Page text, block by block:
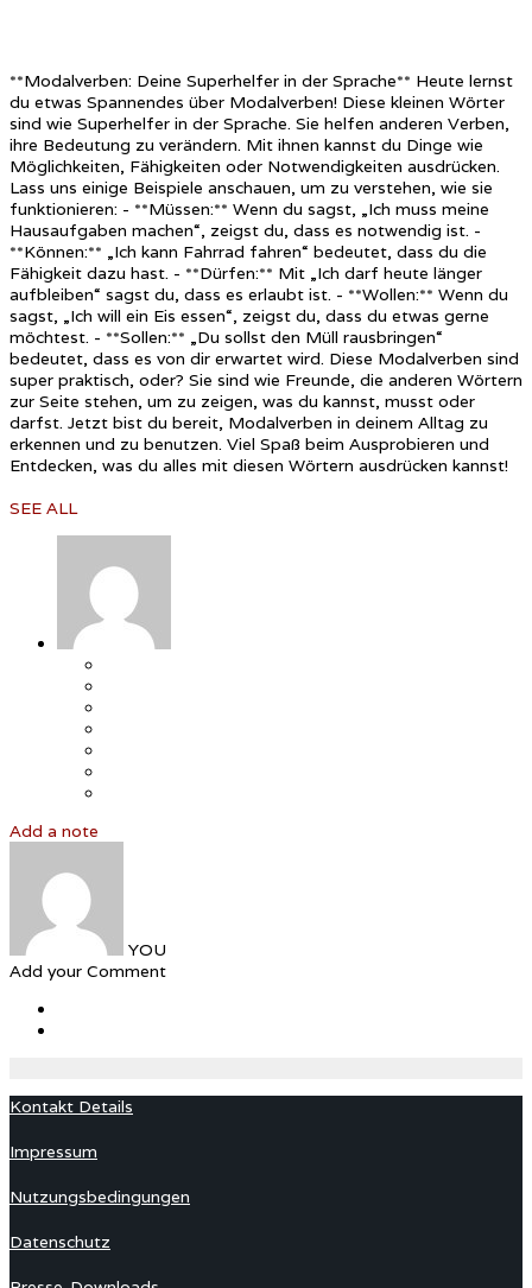
**Modalverben: Deine Superhelfer in der Sprache** Heute lernst
du etwas Spannendes über Modalverben! Diese kleinen Wörter
sind wie Superhelfer in der Sprache. Sie helfen anderen Verben,
ihre Bedeutung zu verändern. Mit ihnen kannst du Dinge wie
Möglichkeiten, Fähigkeiten oder Notwendigkeiten ausdrücken.
Lass uns einige Beispiele anschauen, um zu verstehen, wie sie
funktionieren: - **Müssen:** Wenn du sagst, „Ich muss meine
Hausaufgaben machen“, zeigst du, dass es notwendig ist. -
**Können:** „Ich kann Fahrrad fahren“ bedeutet, dass du die
Fähigkeit dazu hast. - **Dürfen:** Mit „Ich darf heute länger
aufbleiben“ sagst du, dass es erlaubt ist. - **Wollen:** Wenn du
sagst, „Ich will ein Eis essen“, zeigst du, dass du etwas gerne
möchtest. - **Sollen:** „Du sollst den Müll rausbringen“
bedeutet, dass es von dir erwartet wird. Diese Modalverben sind
super praktisch, oder? Sie sind wie Freunde, die anderen Wörtern
zur Seite stehen, um zu zeigen, was du kannst, musst oder
darfst. Jetzt bist du bereit, Modalverben in deinem Alltag zu
erkennen und zu benutzen. Viel Spaß beim Ausprobieren und
Entdecken, was du alles mit diesen Wörtern ausdrücken kannst!
SEE ALL
Add a note
YOU
Add your Comment
Kontakt Details
Impressum
Nutzungsbedingungen
Datenschutz